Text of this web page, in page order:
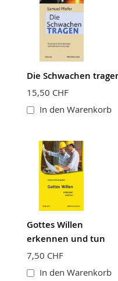
Die Schwachen
15,50 CHF
In den Warenkorb
Gottes Willen
erkennen und tun
7,50 CHF
In den Warenkorb